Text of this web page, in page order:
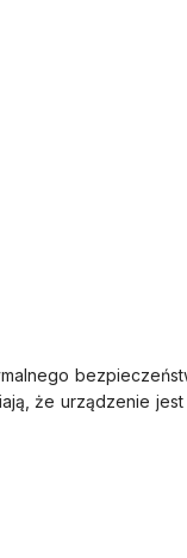
że urządzenie